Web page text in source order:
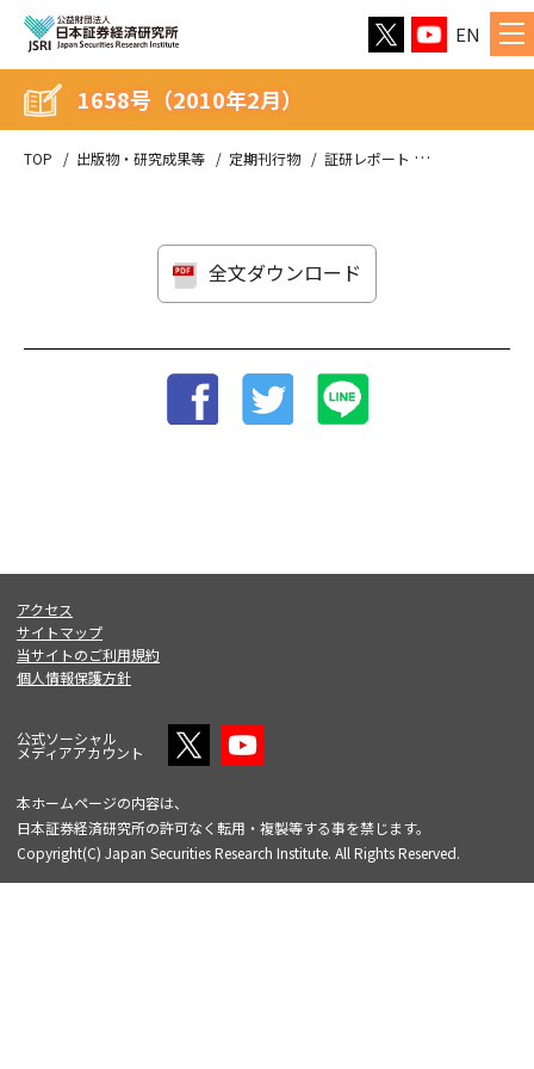
EN
TOP 出版物・研究成果等 定期刊行物 証研レポート
1658号（2010年2月）
全文ダウンロード
アクセス
サイトマップ
当サイトのご利用規約
個人情報保護方針
公式ソーシャル
メディアアカウント
本ホームページの内容は、
日本証券経済研究所の許可なく転用・複製等する事を禁じます。
Copyright(C) Japan Securities Research Institute. All Rights Reserved.